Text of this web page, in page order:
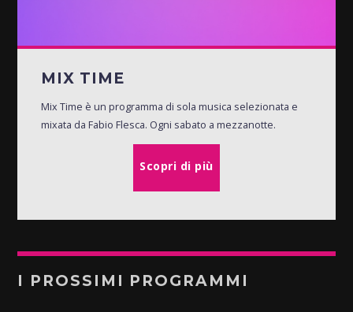
MIX TIME
Mix Time è un programma di sola musica selezionata e
mixata da Fabio Flesca. Ogni sabato a mezzanotte.
Scopri di più
I PROSSIMI PROGRAMMI